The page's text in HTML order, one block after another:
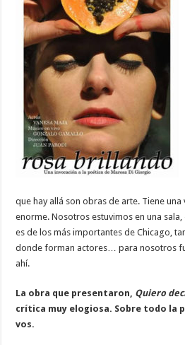
que hay allá son obras de arte. Tiene una
enorme. Nosotros estuvimos en una
es de los más importantes de Chicago,
donde forman actores… para nosotros
ahí.
La obra que presentaron, Quiero
crítica muy elogiosa. Sobre todo la
vos.